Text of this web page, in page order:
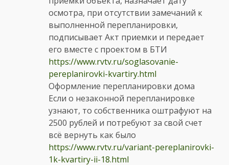
осмотра, при отсутствии замечаний к
выполненной перепланировки,
подписывает Акт приемки и передает
его вместе с проектом в БТИ
https://www.rvtv.ru/soglasovanie-
pereplanirovki-kvartiry.html
Оформление перепланировки дома
Если о незаконной перепланировке
узнают, то собственника оштрафуют на
2500 рублей и потребуют за свой счет
всё вернуть как было
https://www.rvtv.ru/variant-pereplanirovki-
1k-kvartiry-ii-18.html